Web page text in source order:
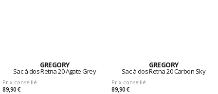
GREGORY
Sac à dos Retna 20 Agate Grey
Prix conseillé
89,90 €
GREGORY
Sac à dos Retna 20 Carbon Sky
Prix conseillé
89,90 €